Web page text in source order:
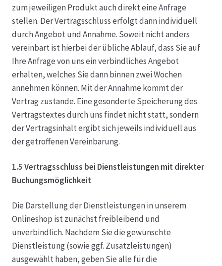
Wochenmärkte
Events & Specials…
zum jeweiligen Produkt auch direkt eine Anfrage
stellen. Der Vertragsschluss erfolgt dann individuell
durch Angebot und Annahme. Soweit nicht anders
vereinbart ist hierbei der übliche Ablauf, dass Sie auf
Ihre Anfrage von uns ein verbindliches Angebot
erhalten, welches Sie dann binnen zwei Wochen
annehmen können. Mit der Annahme kommt der
Vertrag zustande. Eine gesonderte Speicherung des
Vertragstextes durch uns findet nicht statt, sondern
der Vertragsinhalt ergibt sich jeweils individuell aus
der getroffenen Vereinbarung.
1.5 Vertragsschluss bei Dienstleistungen mit direkter
Buchungsmöglichkeit
Die Darstellung der Dienstleistungen in unserem
Onlineshop ist zunächst freibleibend und
unverbindlich. Nachdem Sie die gewünschte
Dienstleistung (sowie ggf. Zusatzleistungen)
ausgewählt haben, geben Sie alle für die